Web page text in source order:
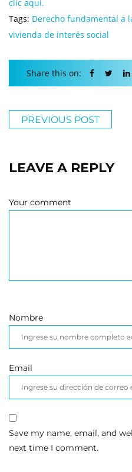
clic aqui.
Tags: Derecho fundamental a
vivienda de interés social
Share this on:
PREVIOUS POST
LEAVE A REPLY
Your comment
Nombre
Email
Save my name, email, and
next time I comment.